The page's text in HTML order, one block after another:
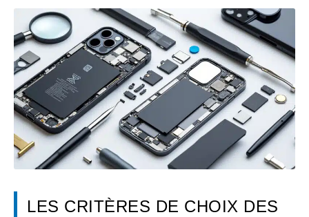
LES CRITÈRES DE CHOIX DES